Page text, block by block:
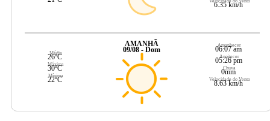
6.35 km/h
Média
26ºC
Máxima
30ºC
Mínima
22ºC
AMANHÃ
09/08 - Dom
Amanhecer
06:07 am
Anoitecer
05:26 pm
Chuva
0mm
Velocidade do Vento
8.63 km/h